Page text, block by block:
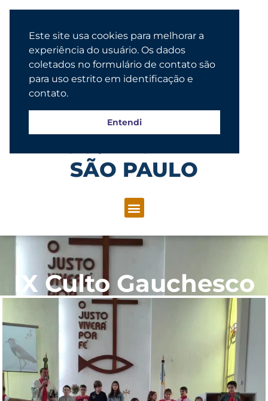
SÃO PAULO
IX Culto Gauchesco
Este site usa cookies para melhorar a
experiência do usuário. Os dados
coletados no formulário de contato são
para uso estrito em identificação e
contato.
Entendi